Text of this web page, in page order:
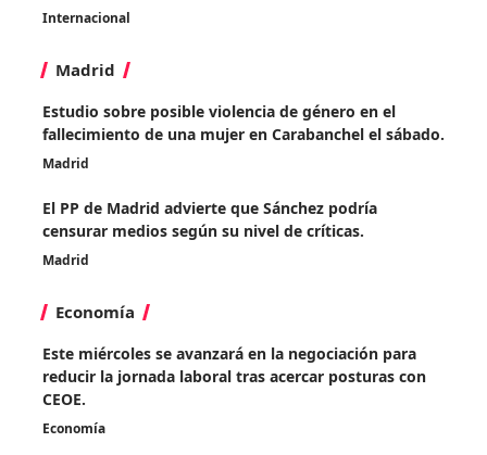
Internacional
Madrid
Estudio sobre posible violencia de género en el
fallecimiento de una mujer en Carabanchel el sábado.
Madrid
El PP de Madrid advierte que Sánchez podría
censurar medios según su nivel de críticas.
Madrid
Economía
Este miércoles se avanzará en la negociación para
reducir la jornada laboral tras acercar posturas con
CEOE.
Economía